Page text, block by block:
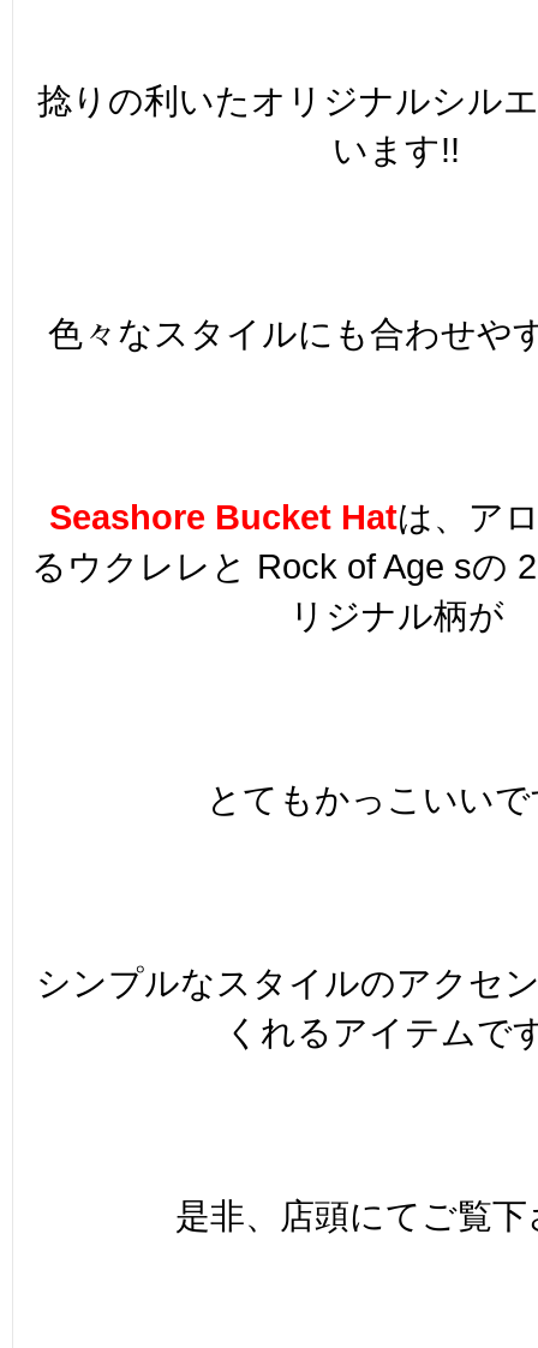
捻りの利いたオリジナルシル
います!!
色々なスタイルにも合わせや
Seashore Bucket Hatは、ア
るウクレレと Rock of Age sの
リジナル柄が
とてもかっこいい
シンプルなスタイルのアクセ
くれるアイテムで
是非、店頭にてご覧下